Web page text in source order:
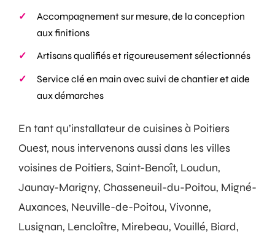
Accompagnement sur mesure, de la conception
aux finitions
Artisans qualifiés et rigoureusement sélectionnés
Service clé en main avec suivi de chantier et aide
aux démarches
En tant qu’installateur de cuisines à Poitiers
Ouest, nous intervenons aussi dans les villes
voisines de Poitiers, Saint-Benoît, Loudun,
Jaunay-Marigny, Chasseneuil-du-Poitou, Migné-
Auxances, Neuville-de-Poitou, Vivonne,
Lusignan, Lencloître, Mirebeau, Vouillé, Biard,